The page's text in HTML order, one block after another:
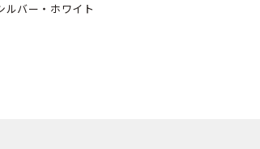
バー・ホワイト